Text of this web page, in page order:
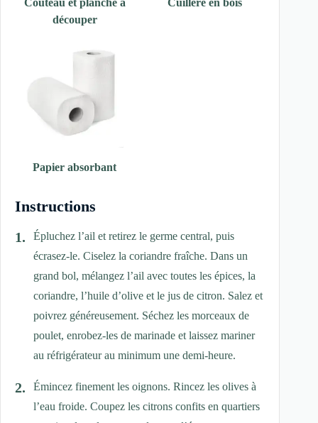
Couteau et planche à
découper
Cuillère en bois
Papier absorbant
Instructions
Épluchez l’ail et retirez le germe central, puis
écrasez-le. Ciselez la coriandre fraîche. Dans un
grand bol, mélangez l’ail avec toutes les épices, la
coriandre, l’huile d’olive et le jus de citron. Salez et
poivrez généreusement. Séchez les morceaux de
poulet, enrobez-les de marinade et laissez mariner
au réfrigérateur au minimum une demi-heure.
Émincez finement les oignons. Rincez les olives à
l’eau froide. Coupez les citrons confits en quartiers